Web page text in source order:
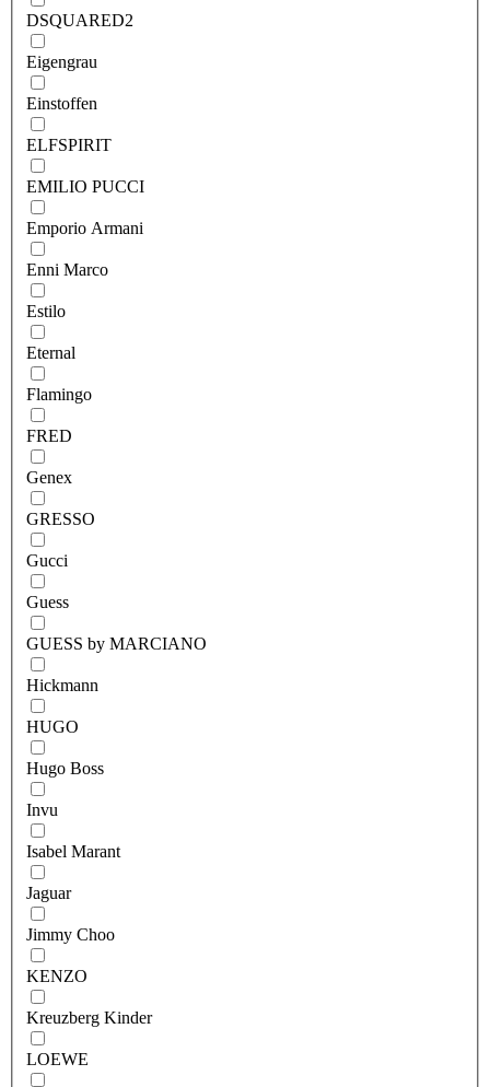
DSQUARED2
Eigengrau
Einstoffen
ELFSPIRIT
EMILIO PUCCI
Emporio Armani
Enni Marco
Estilo
Eternal
Flamingo
FRED
Genex
GRESSO
Gucci
Guess
GUESS by MARCIANO
Hickmann
HUGO
Hugo Boss
Invu
Isabel Marant
Jaguar
Jimmy Choo
KENZO
Kreuzberg Kinder
LOEWE